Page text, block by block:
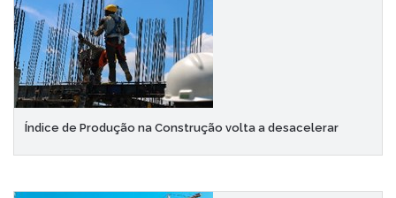
Índice de Produção na Construção volta a desacelerar